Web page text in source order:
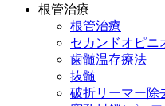
根管治療
根管治療
セカンドオピニ
歯髄温存療法
抜髄
破折リーマー除